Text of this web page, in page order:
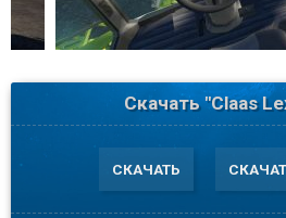
Скачать "Claas
СКАЧАТЬ